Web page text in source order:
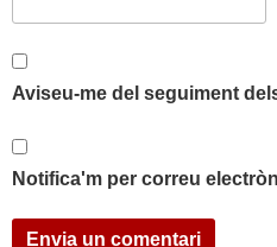
Aviseu-me del seguiment
Notifica'm per correu